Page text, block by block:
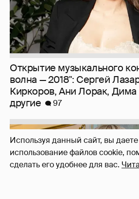
Используя данный сайт, вы
использование файлов cookie,
сделать его удобнее для вас.
Открытие музыкального
волна — 2018": Сергей
Киркоров, Ани Лорак, Дима
другие
97